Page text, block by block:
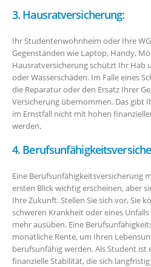
3. Hausratversicherung:
Ihr Studentenwohnheim oder Ihre
Gegenständen wie Laptop, Handy,
Hausratversicherung schützt Ihr Hab
oder Wasserschäden. Im Falle eines
die Reparatur oder den Ersatz Ihrer
Versicherung übernommen. Das gibt
im Ernstfall nicht mit hohen
werden.
4.
Eine Berufsunfähigkeitsversicherung
ersten Blick wichtig erscheinen, aber
Ihre Zukunft. Stellen Sie sich vor, Sie
schweren Krankheit oder eines
mehr ausüben. Eine
monatliche Rente, um Ihren
berufsunfähig werden. Als Student ist
finanzielle Stabilität, die sich